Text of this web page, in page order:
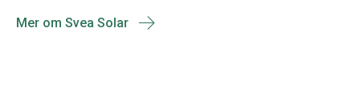
Mer om Svea Solar